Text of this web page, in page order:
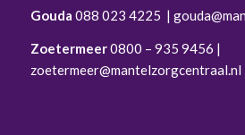
Gouda 088 023 4225 |
Zoetermeer0800 – 935 9456 |
zoetermeer@mantelzorgcentraal.nl